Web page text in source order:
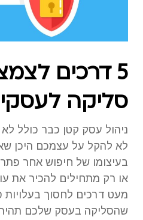
5 דרכים
סליקה
ניהול עסק קטן כבר כולל
לא להקל על עצמכם היכן
בעיצומו של חיפוש אחר
או רק מתחילים להכיר את
מעט דרכים לחסוך בעלויות
שהסליקה בעסק שלכם